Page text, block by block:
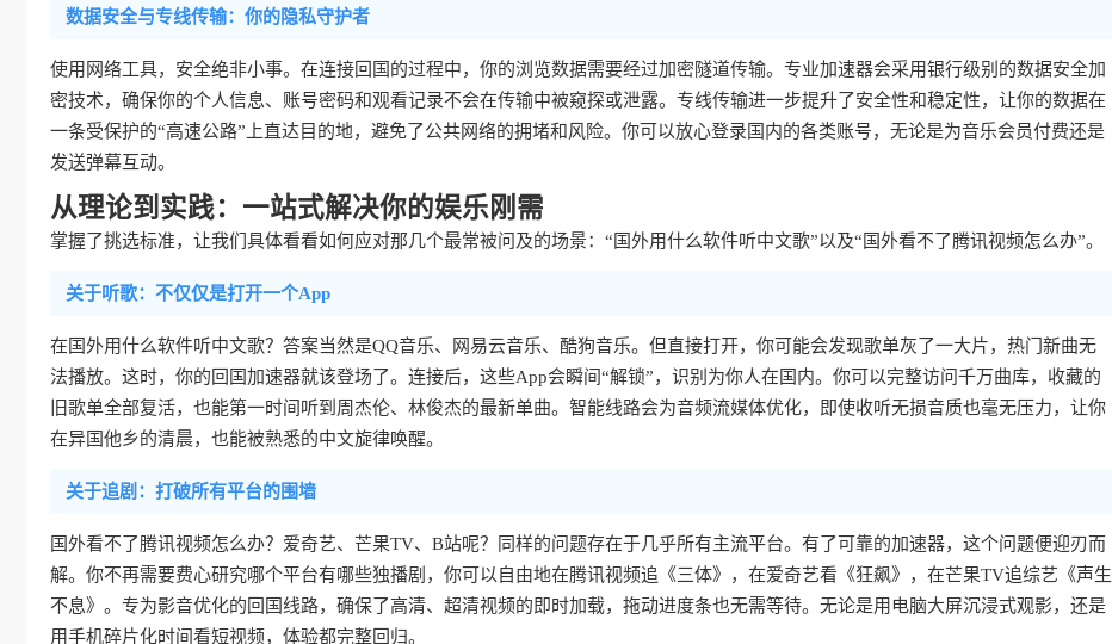
数据安全与专线传输：你的隐私守护者
使用网络工具，安全绝非小事。在连接回国的过程中，你的浏览数据需要经过加密隧道传输。专业加速器会采用银行级别的数据安全加
密技术，确保你的个人信息、账号密码和观看记录不会在传输中被窥探或泄露。专线传输进一步提升了安全性和稳定性，让你的数据在
一条受保护的“高速公路”上直达目的地，避免了公共网络的拥堵和风险。你可以放心登录国内的各类账号，无论是为音乐会员付费还是
发送弹幕互动。
从理论到实践：一站式解决你的娱乐刚需
掌握了挑选标准，让我们具体看看如何应对那几个最常被问及的场景：“国外用什么软件听中文歌”以及“国外看不了腾讯视频怎么办”。
关于听歌：不仅仅是打开一个App
在国外用什么软件听中文歌？答案当然是QQ音乐、网易云音乐、酷狗音乐。但直接打开，你可能会发现歌单灰了一大片，热门新曲无
法播放。这时，你的回国加速器就该登场了。连接后，这些App会瞬间“解锁”，识别为你人在国内。你可以完整访问千万曲库，收藏的
旧歌单全部复活，也能第一时间听到周杰伦、林俊杰的最新单曲。智能线路会为音频流媒体优化，即使收听无损音质也毫无压力，让你
在异国他乡的清晨，也能被熟悉的中文旋律唤醒。
关于追剧：打破所有平台的围墙
国外看不了腾讯视频怎么办？爱奇艺、芒果TV、B站呢？同样的问题存在于几乎所有主流平台。有了可靠的加速器，这个问题便迎刃而
解。你不再需要费心研究哪个平台有哪些独播剧，你可以自由地在腾讯视频追《三体》，在爱奇艺看《狂飙》，在芒果TV追综艺《声生
不息》。专为影音优化的回国线路，确保了高清、超清视频的即时加载，拖动进度条也无需等待。无论是用电脑大屏沉浸式观影，还是
用手机碎片化时间看短视频，体验都完整回归。